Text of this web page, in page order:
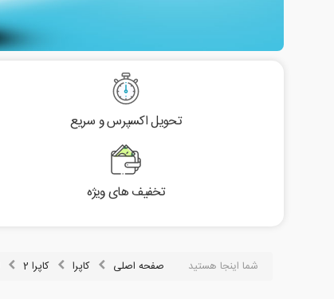
تحویل اکسپرس و سریع
تخفیف های ویژه
شما اینجا هستید صفحه اصلی کاپرا کاپرا 2